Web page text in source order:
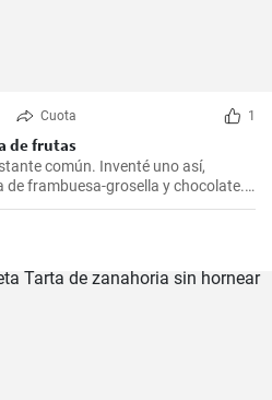
Cuota 1
de frutas
común. Inventé uno así,
frambuesa-grosella y chocolate.